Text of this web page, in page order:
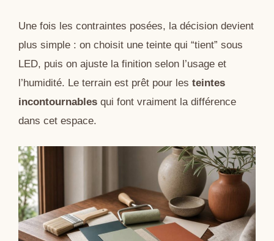
Une fois les contraintes posées, la décision devient
plus simple : on choisit une teinte qui “tient” sous
LED, puis on ajuste la finition selon l’usage et
l’humidité. Le terrain est prêt pour les teintes
incontournables qui font vraiment la différence
dans cet espace.